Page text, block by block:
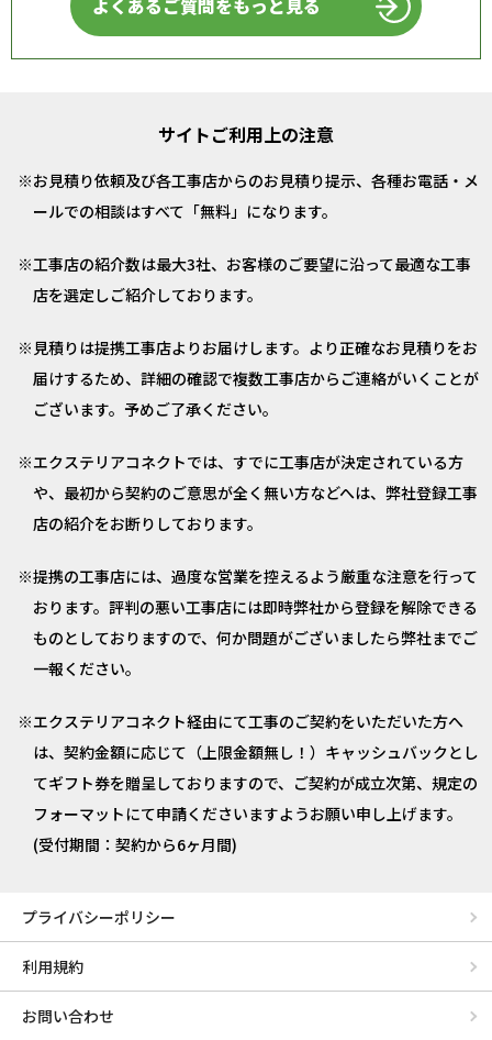
よくあるご質問をもっと見る
サイトご利用上の注意
お見積り依頼及び各工事店からのお見積り提示、各種お電話・メ
ールでの相談はすべて「無料」になります。
工事店の紹介数は最大3社、お客様のご要望に沿って最適な工事
店を選定しご紹介しております。
見積りは提携工事店よりお届けします。より正確なお見積りをお
届けするため、詳細の確認で複数工事店からご連絡がいくことが
ございます。予めご了承ください。
エクステリアコネクトでは、すでに工事店が決定されている方
や、最初から契約のご意思が全く無い方などへは、弊社登録工事
店の紹介をお断りしております。
提携の工事店には、過度な営業を控えるよう厳重な注意を行って
おります。評判の悪い工事店には即時弊社から登録を解除できる
ものとしておりますので、何か問題がございましたら弊社までご
一報ください。
エクステリアコネクト経由にて工事のご契約をいただいた方へ
は、契約金額に応じて（上限金額無し！）キャッシュバックとし
てギフト券を贈呈しておりますので、ご契約が成立次第、規定の
フォーマットにて申請くださいますようお願い申し上げます。
(受付期間：契約から6ヶ月間)
プライバシーポリシー
利用規約
お問い合わせ